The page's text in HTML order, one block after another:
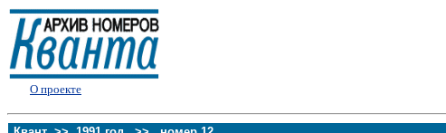
О проекте